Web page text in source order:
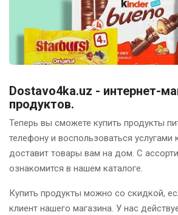
Dostavo4ka.uz - интернет-
продуктов.
Теперь вы сможете купить продукты
телефону и воспользоваться услугами
доставит товары вам на дом. С
ознакомится в нашем каталоге.
Купить продукты можно со скидкой,
клиент нашего магазина. У нас